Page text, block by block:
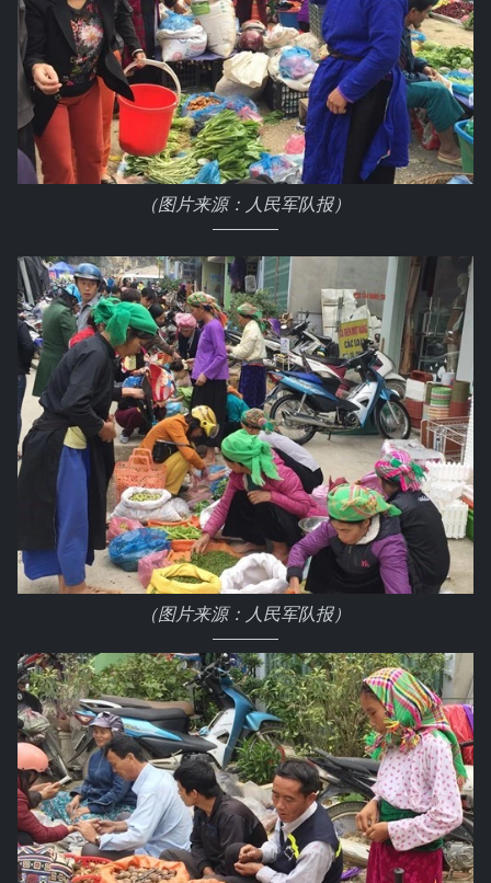
（图片来源：人民军队报）
（图片来源：人民军队报）